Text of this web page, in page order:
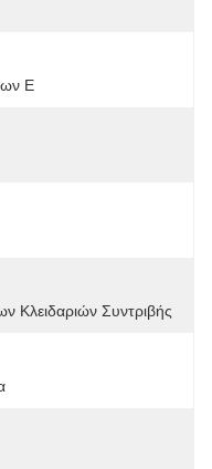
Ε
Κλειδαριών Συντριβής